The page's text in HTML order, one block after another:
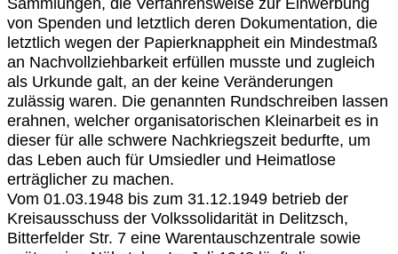
von Spenden und letztlich deren Dokumentation, die
letztlich wegen der Papierknappheit ein Mindestmaß
an Nachvollziehbarkeit erfüllen musste und zugleich
als Urkunde galt, an der keine Veränderungen
zulässig waren. Die genannten Rundschreiben lassen
erahnen, welcher organisatorischen Kleinarbeit es in
dieser für alle schwere Nachkriegszeit bedurfte, um
das Leben auch für Umsiedler und Heimatlose
erträglicher zu machen.
Vom 01.03.1948 bis zum 31.12.1949 betrieb der
Kreisausschuss der Volkssolidarität in Delitzsch,
Bitterfelder Str. 7 eine Warentauschzentrale sowie